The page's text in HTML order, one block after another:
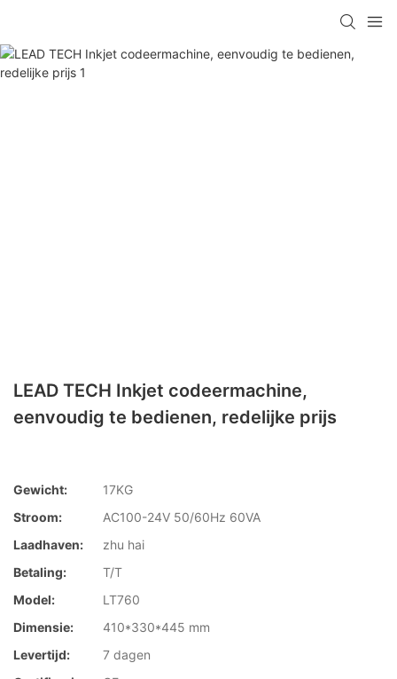
LEAD TECH Inkjet codeermachine,
eenvoudig te bedienen, redelijke prijs
Gewicht:
17KG
Stroom:
AC100-24V 50/60Hz 60VA
Laadhaven:
zhu hai
Betaling:
T/T
Model:
LT760
Dimensie:
410*330*445 mm
Levertijd:
7 dagen